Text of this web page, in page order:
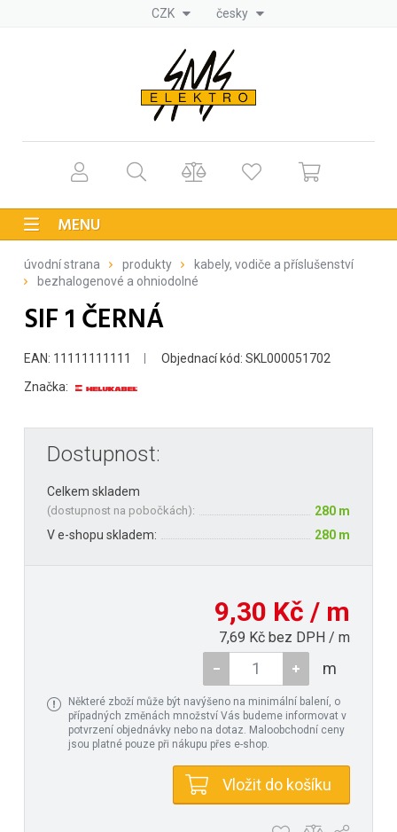
CZK česky
MENU
úvodní strana produkty
kabely, vodiče a příslušenství
bezhalogenové a ohniodolné
SIF 1 ČERNÁ
EAN: 11111111111
Objednací kód: SKL000051702
Značka:
Dostupnost:
Celkem skladem
(dostupnost na pobočkách):
280 m
V e-shopu skladem:
280 m
9,30 Kč / m
7,69 Kč bez DPH / m
m
Některé zboží může být navýšeno na minimální balení, o
případných změnách množství Vás budeme informovat v
potvrzení objednávky nebo na dotaz. Maloobchodní ceny
jsou platné pouze při nákupu přes e-shop.
Vložit do košíku